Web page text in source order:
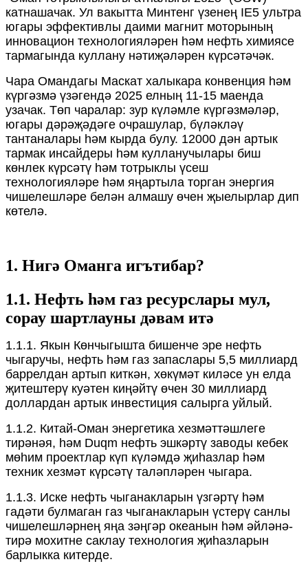
катнашачак. Ул вакытта Минтенг үзенең IE5 ультра
югары эффективлы даими магнит моторының
инновацион технологияләрен һәм нефть химиясе
тармагында куллану нәтиҗәләрен күрсәтәчәк.
Чара Омандагы Маскат халыкара конвенция һәм
күргәзмә үзәгендә 2025 елның 11-15 маенда
узачак. Төп чаралар: зур күләмле күргәзмәләр,
югары дәрәҗәдәге очрашулар, бүләкләү
тантаналары һәм кырда булу. 12000 дән артык
тармак инсайдеры һәм кулланучылары биш
көнлек күрсәтү һәм тотрыклы үсеш
технологияләре һәм яңартыла торган энергия
чишелешләре белән алмашу өчен җыелырлар дип
көтелә.
1. Нигә Оманга игътибар?
1.1. Нефть һәм газ ресурслары мул,
сорау шартлауны дәвам итә
1.1.1. Якын Көнчыгышта бишенче эре нефть
чыгаручы, нефть һәм газ запаслары 5,5 миллиард
баррелдан артып киткән, хөкүмәт киләсе ун елда
җитештерү куәтен киңәйтү өчен 30 миллиард
доллардан артык инвестиция салырга уйлый.
1.1.2. Китай-Оман энергетика хезмәттәшлеге
тирәнәя, һәм Duqm нефть эшкәртү заводы кебек
мөһим проектлар күп күләмдә җиһазлар һәм
техник хезмәт күрсәтү таләпләрен чыгара.
1.1.3. Иске нефть чыганакларын үзгәртү һәм
гадәти булмаган газ чыганакларын үстерү санлы
чишелешләрнең яңа зәңгәр океанын һәм әйләнә-
тирә мохитне саклау технология җиһазларын
барлыкка китерде.